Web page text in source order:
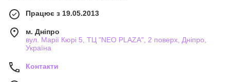
Працює з 19.05.2013
м. Дніпро
вул. Марії Кюрі 5, ТЦ "NEO PLAZA", 2 поверх, Дніпро,
Україна
Контакти